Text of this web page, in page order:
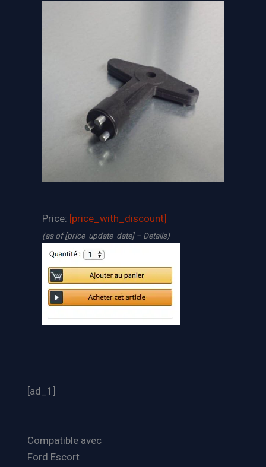
Price: [price_with_discount]
(as of [price_update_date] – Details)
[ad_1]
Compatible avec
Ford Escort